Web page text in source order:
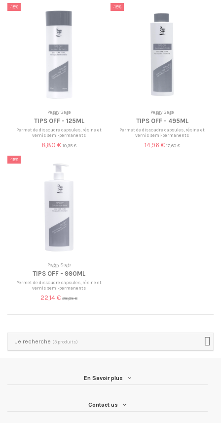
-15%
Peggy Sage
TIPS OFF - 125ML
Permet de dissoudre capsules, résine et
vernis semi-permanents
8,80 € 10,35 €
-15%
Peggy Sage
TIPS OFF - 495ML
Permet de dissoudre capsules, résine et
vernis semi-permanents
14,96 € 17,60 €
-15%
Peggy Sage
TIPS OFF - 990ML
Permet de dissoudre capsules, résine et
vernis semi-permanents
22,14 € 26,05 €
Je recherche (3 produits)
En Savoir plus
Contact us